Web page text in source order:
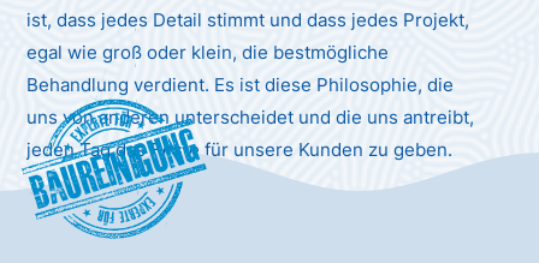
ist, dass jedes Detail stimmt und dass jedes Projekt,
egal wie groß oder klein, die bestmögliche
Behandlung verdient. Es ist diese Philosophie, die
uns von anderen unterscheidet und die uns antreibt,
jeden Tag das Beste für unsere Kunden zu geben.
Baureinigung